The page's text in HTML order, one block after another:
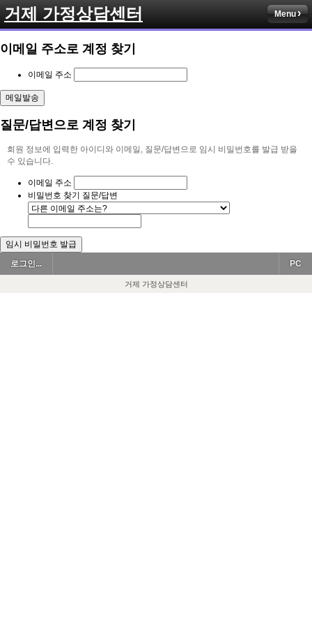
거제 가정상담센터 Menu
이메일 주소로 계정 찾기
이메일 주소
질문/답변으로 계정 찾기
회원 정보에 입력한 아이디와 이메일, 질문/답변으로 임시 비밀번호를 발급 받을
수 있습니다.
이메일 주소
비밀번호 찾기 질문/답변
로그인... PC
거제 가정상담센터